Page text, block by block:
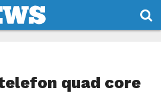
quad core